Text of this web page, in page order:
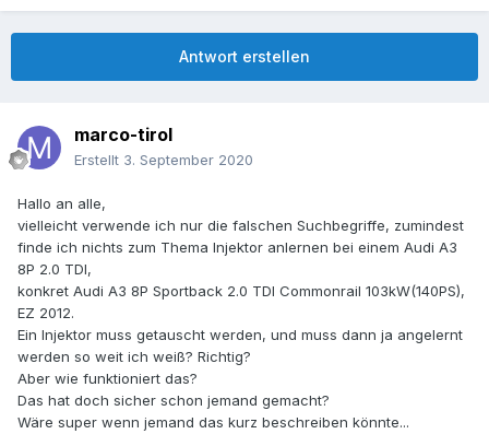
Antwort erstellen
marco-tirol
Erstellt 3. September 2020
Hallo an alle,
vielleicht verwende ich nur die falschen Suchbegriffe, zumindest
finde ich nichts zum Thema Injektor anlernen bei einem Audi A3
8P 2.0 TDI,
konkret Audi A3 8P Sportback 2.0 TDI Commonrail 103kW(140PS),
EZ 2012.
Ein Injektor muss getauscht werden, und muss dann ja angelernt
werden so weit ich weiß? Richtig?
Aber wie funktioniert das?
Das hat doch sicher schon jemand gemacht?
Wäre super wenn jemand das kurz beschreiben könnte...